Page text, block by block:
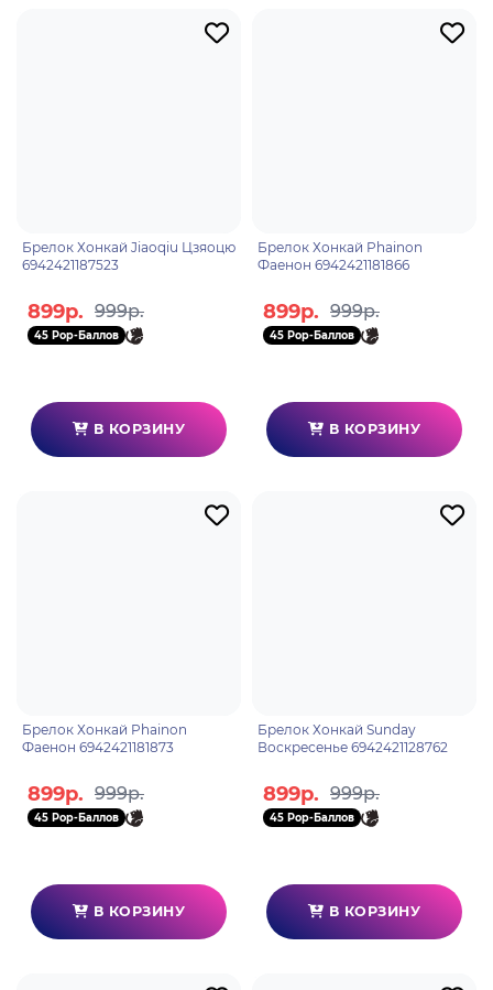
Брелок Хонкай Jiaoqiu Цзяоцю
6942421187523
899р. 999р.
45 Pop-Баллов
В КОРЗИНУ
Брелок Хонкай Phainon
Фаенон 6942421181866
899р. 999р.
45 Pop-Баллов
В КОРЗИНУ
Брелок Хонкай Phainon
Фаенон 6942421181873
899р. 999р.
45 Pop-Баллов
В КОРЗИНУ
Брелок Хонкай Sunday
Воскресенье 6942421128762
899р. 999р.
45 Pop-Баллов
В КОРЗИНУ